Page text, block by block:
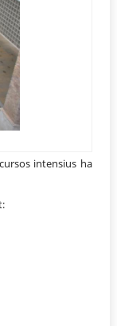
intensius ha